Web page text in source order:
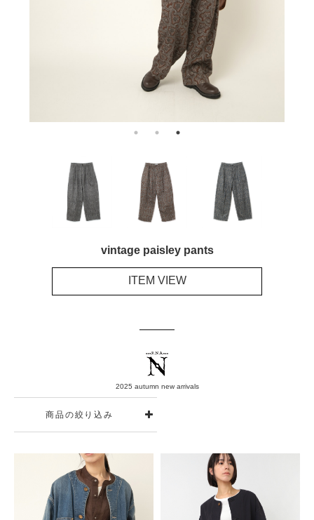
vintage paisley pants
ITEM VIEW
2025 autumn new arrivals
商品の絞り込み